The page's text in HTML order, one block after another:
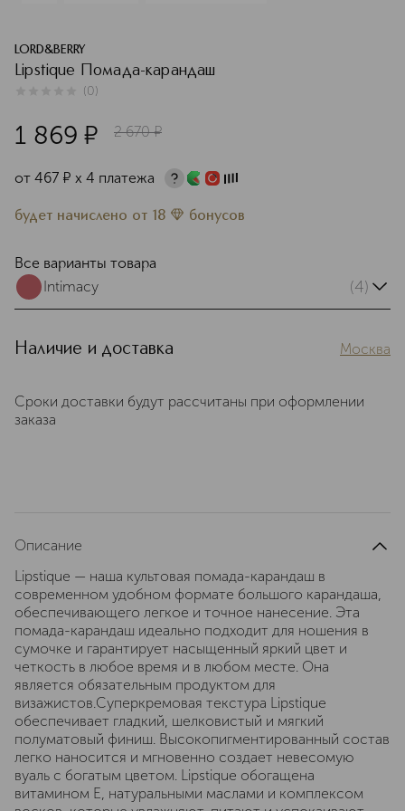
LORD&BERRY
Lipstique Помада-карандаш
(0)
1 869 ¤ 2 670 ¤
от 467 ¤ х 4 платежа
будет начислено от 18 бонусов
Все варианты товара
Intimacy
(4)
Наличие и доставка Москва
Сроки доставки будут рассчитаны при оформлении
заказа
Описание
Lipstique — наша культовая помада-карандаш в
современном удобном формате большого карандаша,
обеспечивающего легкое и точное нанесение. Эта
помада-карандаш идеально подходит для ношения в
сумочке и гарантирует насыщенный яркий цвет и
четкость в любое время и в любом месте. Она
является обязательным продуктом для
визажистов.Суперкремовая текстура Lipstique
обеспечивает гладкий, шелковистый и мягкий
полуматовый финиш. Высокопигментированный состав
легко наносится и мгновенно создает невесомую
вуаль с богатым цветом. Lipstique обогащена
витамином Е, натуральными маслами и комплексом